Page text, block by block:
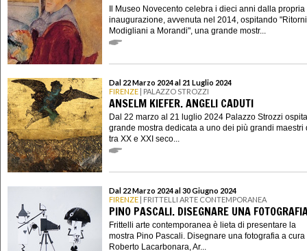
Il Museo Novecento celebra i dieci anni dalla propria
inaugurazione, avvenuta nel 2014, ospitando
Modigliani a Morandi", una grande mostr...
Dal 22 Marzo 2024 al 21 Luglio 2024
FIRENZE | PALAZZO STROZZI
ANSELM KIEFER. ANGELI CADUTI
Dal 22 marzo al 21 luglio 2024 Palazzo Strozzi
grande mostra dedicata a uno dei più grandi maestri
tra XX e XXI seco...
Dal 22 Marzo 2024 al 30 Giugno 2024
FIRENZE | FRITTELLI ARTE CONTEMPORANEA
PINO PASCALI. DISEGNARE UNA
Frittelli arte contemporanea è lieta di presentare la
mostra Pino Pascali. Disegnare una fotografia a cura
Roberto Lacarbonara, Ar...